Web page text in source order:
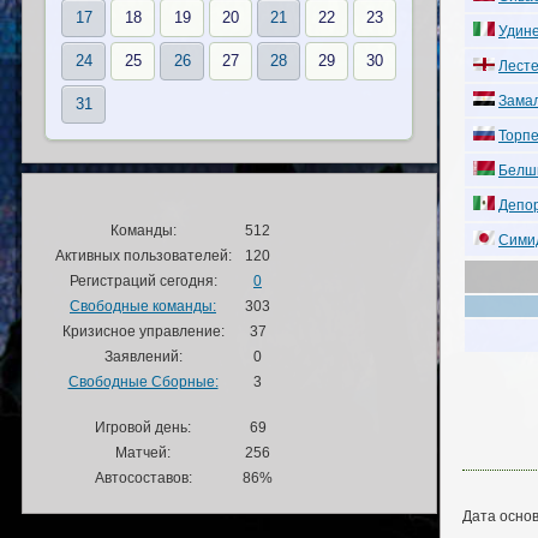
Дата
17 18 19 20 21 22 23
24 25 26 27 28 29 30
31
Команды:
512
Активных пользователей:
120
Регистраций сегодня:
0
Свободные команды:
303
Кризисное управление:
37
Заявлений:
0
Свободные Сборные:
3
Игровой день:
69
Матчей:
256
Автосоставов:
86%